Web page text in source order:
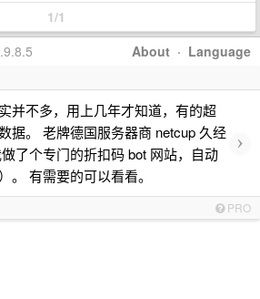
1/1
About · Language
并不多，用上几年才知道，有的超
据。 老牌德国服务器商 netcup 久经
了个专门的折扣码 bot 网站，自动
。 有需要的可以看看。
›
PRO